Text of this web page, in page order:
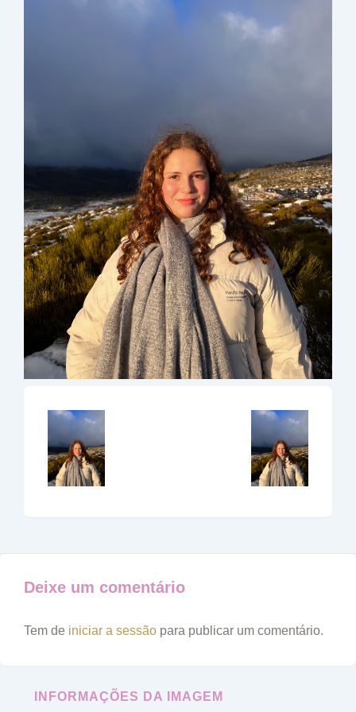
Deixe um comentário
Tem de iniciar a sessão para publicar um comentário.
INFORMAÇÕES DA IMAGEM